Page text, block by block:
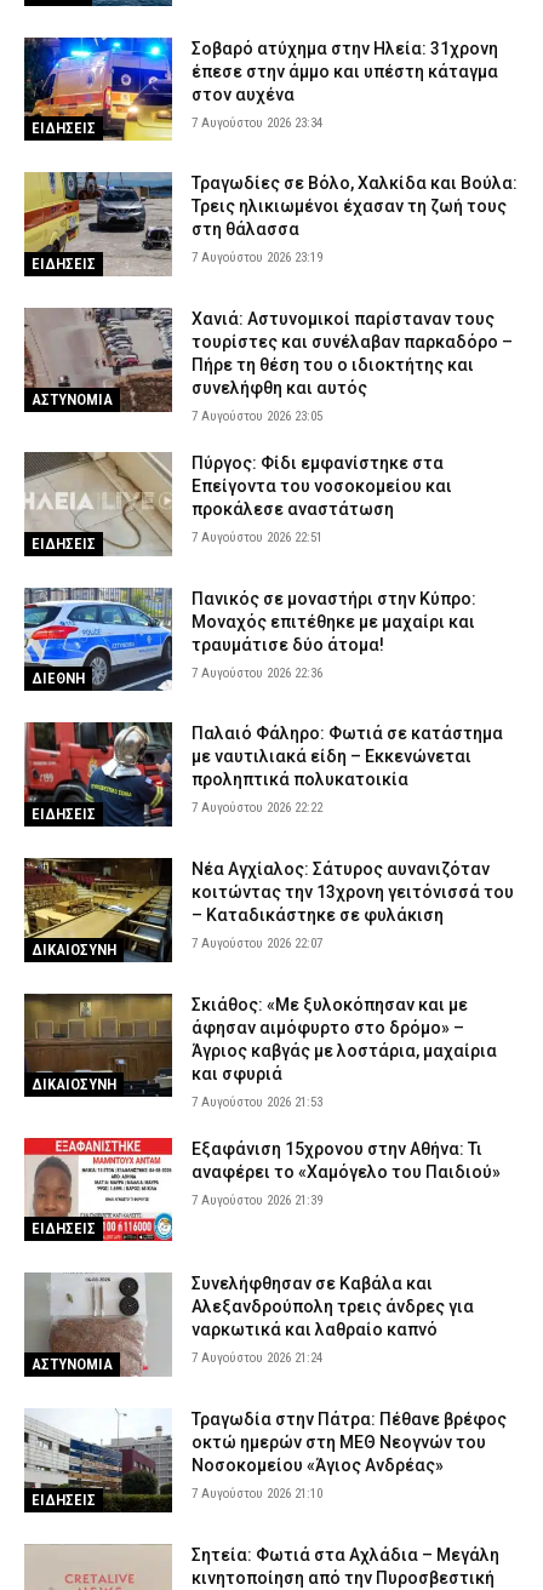
ΕΙΔΗΣΕΙΣ 7 Αυγούστου 2026 17:00
Γρεβενά: Ο Σύλλογος Αλληλεγγύης και Εθελοντισμού «Ελπίδα»
προχώρησε σε δωρεά ειδών ιματισμού στο Αστυνομικό Τμήμα
ΣΩΜΑΤΑ ΑΣΦΑΛΕΙΑΣ 7 Αυγούστου 2026 16:48
«Παραμείνετε σε ετοιμότητα»
ΕΙΔΗΣΕΙΣ 7 Αυγούστου 2026 16:35
Πιερία: Συνελήφθησαν δύο άνδρες που διέρρηξαν ΙΧ και άρπαξαν
αντικείμενα αξίας άνω των 19.000 ευρώ
ΕΙΔΗΣΕΙΣ
Σοβαρό ατύχημα στην Ηλεία: 31χρονη
έπεσε στην άμμο και υπέστη κάταγμα
στον αυχένα
7 Αυγούστου 2026 23:34
ΕΙΔΗΣΕΙΣ
Τραγωδίες σε Βόλο, Χαλκίδα και Βούλα:
Τρεις ηλικιωμένοι έχασαν τη ζωή τους
στη θάλασσα
7 Αυγούστου 2026 23:19
ΑΣΤΥΝΟΜΙΑ
Χανιά: Αστυνομικοί παρίσταναν τους
τουρίστες και συνέλαβαν παρκαδόρο –
Πήρε τη θέση του ο ιδιοκτήτης και
συνελήφθη και αυτός
7 Αυγούστου 2026 23:05
ΕΙΔΗΣΕΙΣ
Πύργος: Φίδι εμφανίστηκε στα
Επείγοντα του νοσοκομείου και
προκάλεσε αναστάτωση
7 Αυγούστου 2026 22:51
ΔΙΕΘΝΗ
Πανικός σε μοναστήρι στην Κύπρο:
Μοναχός επιτέθηκε με μαχαίρι και
τραυμάτισε δύο άτομα!
7 Αυγούστου 2026 22:36
ΕΙΔΗΣΕΙΣ
Παλαιό Φάληρο: Φωτιά σε κατάστημα
με ναυτιλιακά είδη – Εκκενώνεται
προληπτικά πολυκατοικία
7 Αυγούστου 2026 22:22
ΔΙΚΑΙΟΣΥΝΗ
Νέα Αγχίαλος: Σάτυρος αυνανιζόταν
κοιτώντας την 13χρονη γειτόνισσά του
– Καταδικάστηκε σε φυλάκιση
7 Αυγούστου 2026 22:07
ΔΙΚΑΙΟΣΥΝΗ
Σκιάθος: «Με ξυλοκόπησαν και με
άφησαν αιμόφυρτο στο δρόμο» –
Άγριος καβγάς με λοστάρια, μαχαίρια
και σφυριά
7 Αυγούστου 2026 21:53
ΕΙΔΗΣΕΙΣ
Εξαφάνιση 15χρονου στην Αθήνα: Τι
αναφέρει το «Χαμόγελο του Παιδιού»
7 Αυγούστου 2026 21:39
ΑΣΤΥΝΟΜΙΑ
Συνελήφθησαν σε Καβάλα και
Αλεξανδρούπολη τρεις άνδρες για
ναρκωτικά και λαθραίο καπνό
7 Αυγούστου 2026 21:24
ΕΙΔΗΣΕΙΣ
Τραγωδία στην Πάτρα: Πέθανε βρέφος
οκτώ ημερών στη ΜΕΘ Νεογνών του
Νοσοκομείου «Άγιος Ανδρέας»
7 Αυγούστου 2026 21:10
Σητεία: Φωτιά στα Αχλάδια – Μεγάλη
κινητοποίηση από την Πυροσβεστική